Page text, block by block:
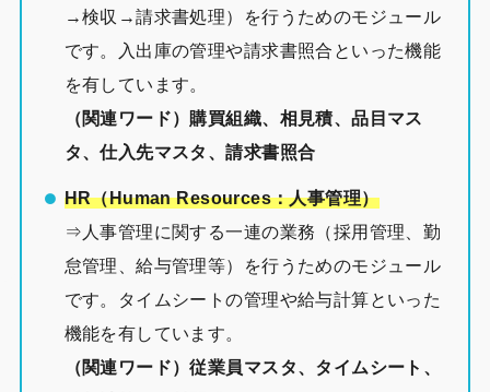
→検収→請求書処理）を行うためのモジュール
です。入出庫の管理や請求書照合といった機能
を有しています。
（関連ワード）購買組織、相見積、品目マス
タ、仕入先マスタ、請求書照合
HR（Human Resources：人事管理）
⇒人事管理に関する一連の業務（採用管理、勤
怠管理、給与管理等）を行うためのモジュール
です。タイムシートの管理や給与計算といった
機能を有しています。
（関連ワード）従業員マスタ、タイムシート、